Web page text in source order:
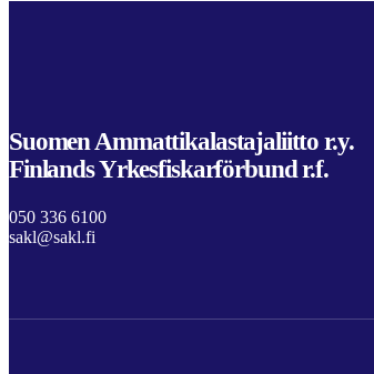
Suomen Ammattikalastajaliitto r.y.
Finlands Yrkesfiskarförbund r.f.
050 336 6100
sakl@sakl.fi